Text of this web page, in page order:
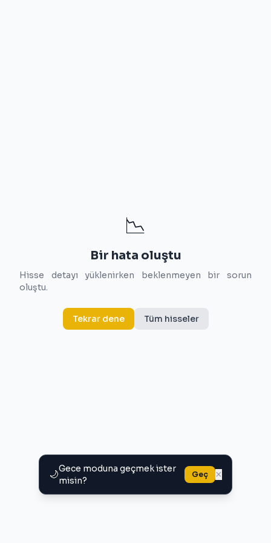
🌙Gece moduna geçmek ister
misin?
Geç ×
📉
Bir hata oluştu
Hisse detayı yüklenirken beklenmeyen bir sorun
oluştu.
Tekrar dene Tüm hisseler